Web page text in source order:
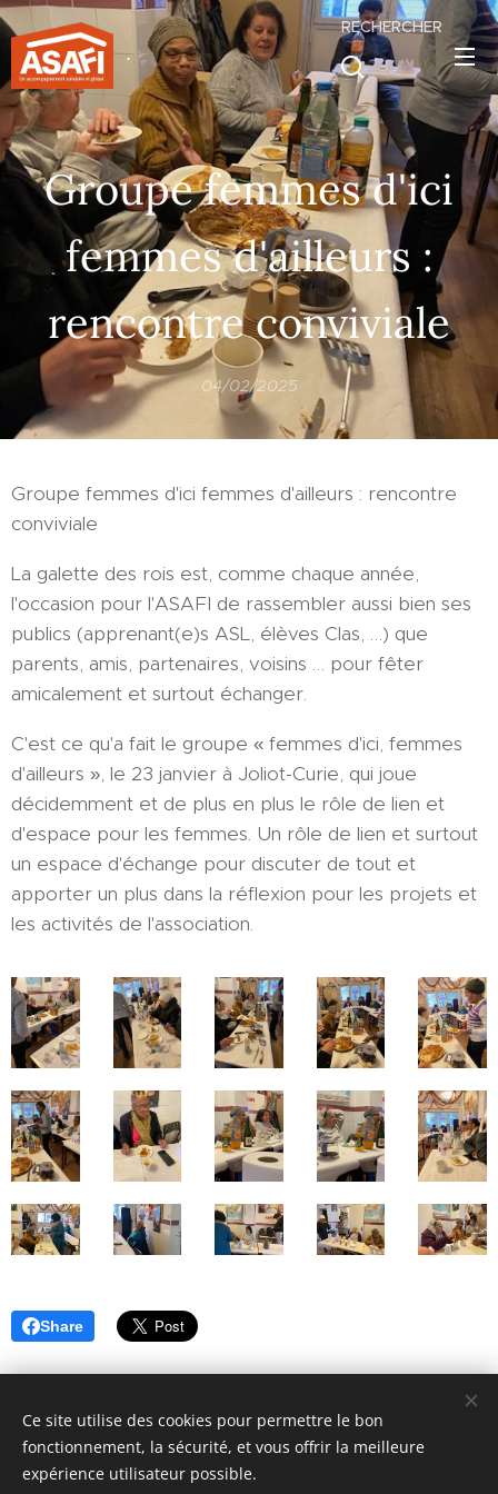
.
RECHERCHER
Groupe femmes d'ici
femmes d'ailleurs :
rencontre conviviale
04/02/2025
Groupe femmes d'ici femmes d'ailleurs : rencontre
conviviale
La galette des rois est, comme chaque année,
l'occasion pour l'ASAFI de rassembler aussi bien ses
publics (apprenant(e)s ASL, élèves Clas, …) que
parents, amis, partenaires, voisins … pour fêter
amicalement et surtout échanger.
C'est ce qu'a fait le groupe « femmes d'ici, femmes
d'ailleurs », le 23 janvier à Joliot-Curie, qui joue
décidemment et de plus en plus le rôle de lien et
d'espace pour les femmes. Un rôle de lien et surtout
un espace d'échange pour discuter de tout et
apporter un plus dans la réflexion pour les projets et
les activités de l'association.
Share
© 2018 ASAFI : 12 Place du Caquet, 93200 Saint-Denis. Tous
Ce site utilise des cookies pour permettre le bon
fonctionnement, la sécurité, et vous offrir la meilleure
expérience utilisateur possible.